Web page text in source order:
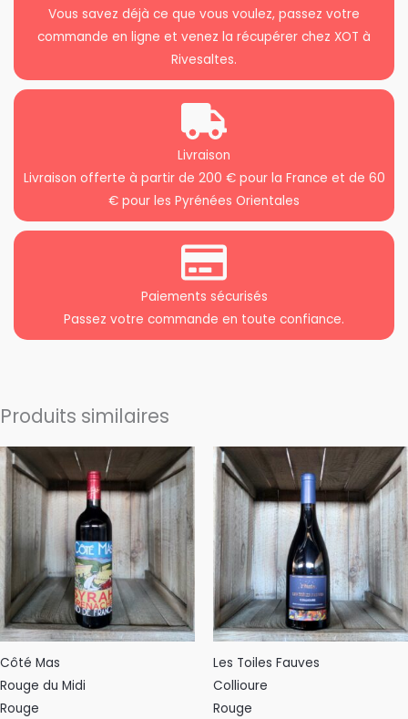
Vous savez déjà ce que vous voulez, passez votre
commande en ligne et venez la récupérer chez XOT à
Rivesaltes.
Livraison
Livraison offerte à partir de 200 € pour la France et de 60
€ pour les Pyrénées Orientales
Paiements sécurisés
Passez votre commande en toute confiance.
Produits similaires
Côté Mas
Rouge du Midi
Rouge
Les Toiles Fauves
Collioure
Rouge